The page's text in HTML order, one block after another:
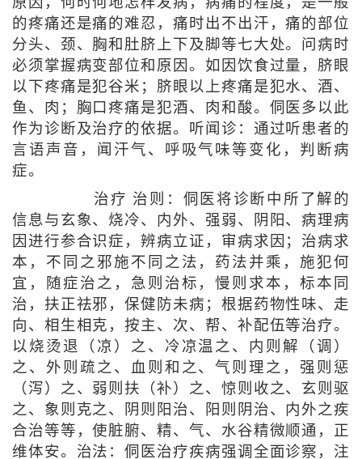
的疼痛还是痛的难忍，痛时出不出汗，痛的部位
分头、颈、胸和肚脐上下及脚等七大处。问病时
必须掌握病变部位和原因。如因饮食过量，脐眼
以下疼痛是犯谷米；脐眼以上疼痛是犯水、酒、
鱼、肉；胸口疼痛是犯酒、肉和酸。侗医多以此
作为诊断及治疗的依据。听闻诊：通过听患者的
言语声音，闻汗气、呼吸气味等变化，判断病
症。
治疗 治则：侗医将诊断中所了解的
信息与玄象、烧冷、内外、强弱、阴阳、病理病
因进行参合识症，辨病立证，审病求因；治病求
本，不同之邪施不同之法，药法并乘，施犯何
宜，随症治之，急则治标，慢则求本，标本同
治，扶正祛邪，保健防未病；根据药物性味、走
向、相生相克，按主、次、帮、补配伍等治疗。
以烧烫退（凉）之、冷凉温之、内则解（调）
之、外则疏之、血则和之、气则理之，强则惩
（泻）之、弱则扶（补）之、惊则收之、玄则驱
之、象则克之、阴则阳治、阳则阴治、内外之疾
合治等等，使脏腑、精、气、水谷精微顺通，正
维体安。治法：侗医治疗疾病强调全面诊察，注